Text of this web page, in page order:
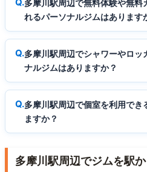
多摩川駅周辺で無料体験や無料
れるパーソナルジムはあります
多摩川駅周辺でシャワーやロッ
ナルジムはありますか？
多摩川駅周辺で個室を利用でき
ますか？
多摩川駅周辺でジムを駅